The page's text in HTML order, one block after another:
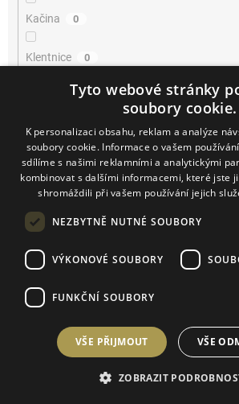
Kačina 0
Klentnice 0
0
Kurdějov 0
Kutná Hora 0
Lužice
Mikulčice
Mikulov 0
Miroslav 0
Tyto webové stránky
soubory cookie.
K personalizaci obsahu, reklam a analýze
soubory cookie. Informace o vašem
sdílíme s našimi reklamními a analytickými
kombinovat s dalšími informacemi, které jste
shromáždili při vašem používání jejich
NEZBYTNĚ NUTNÉ SOUBORY
VÝKONOVÉ SOUBORY
FUNKČNÍ SOUBORY
VŠE PŘIJMOUT VŠE
ZOBRAZIT